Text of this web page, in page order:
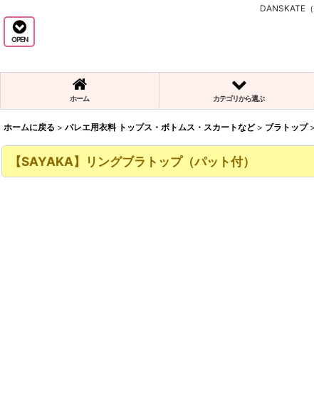
DANSKATE
OPEN
ホーム カテゴリから選ぶ
ホームに戻る > バレエ用衣料 トップス・ボトムス・スカートなど > ブラトップ >
【SAYAKA】リングブラトップ（パット付）